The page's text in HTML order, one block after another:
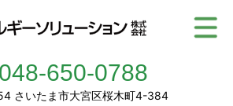
048-650-0788
さいたま市大宮区桜木町4-384